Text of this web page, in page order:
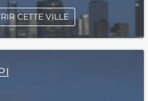
CETTE VILLE